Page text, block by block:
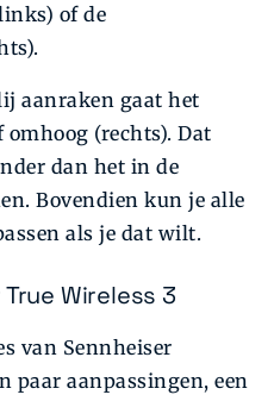
of de
aanraken gaat het
(rechts). Dat
dan het in de
Bovendien kun je alle
als je dat wilt.
Wireless 3
van Sennheiser
paar aanpassingen, een